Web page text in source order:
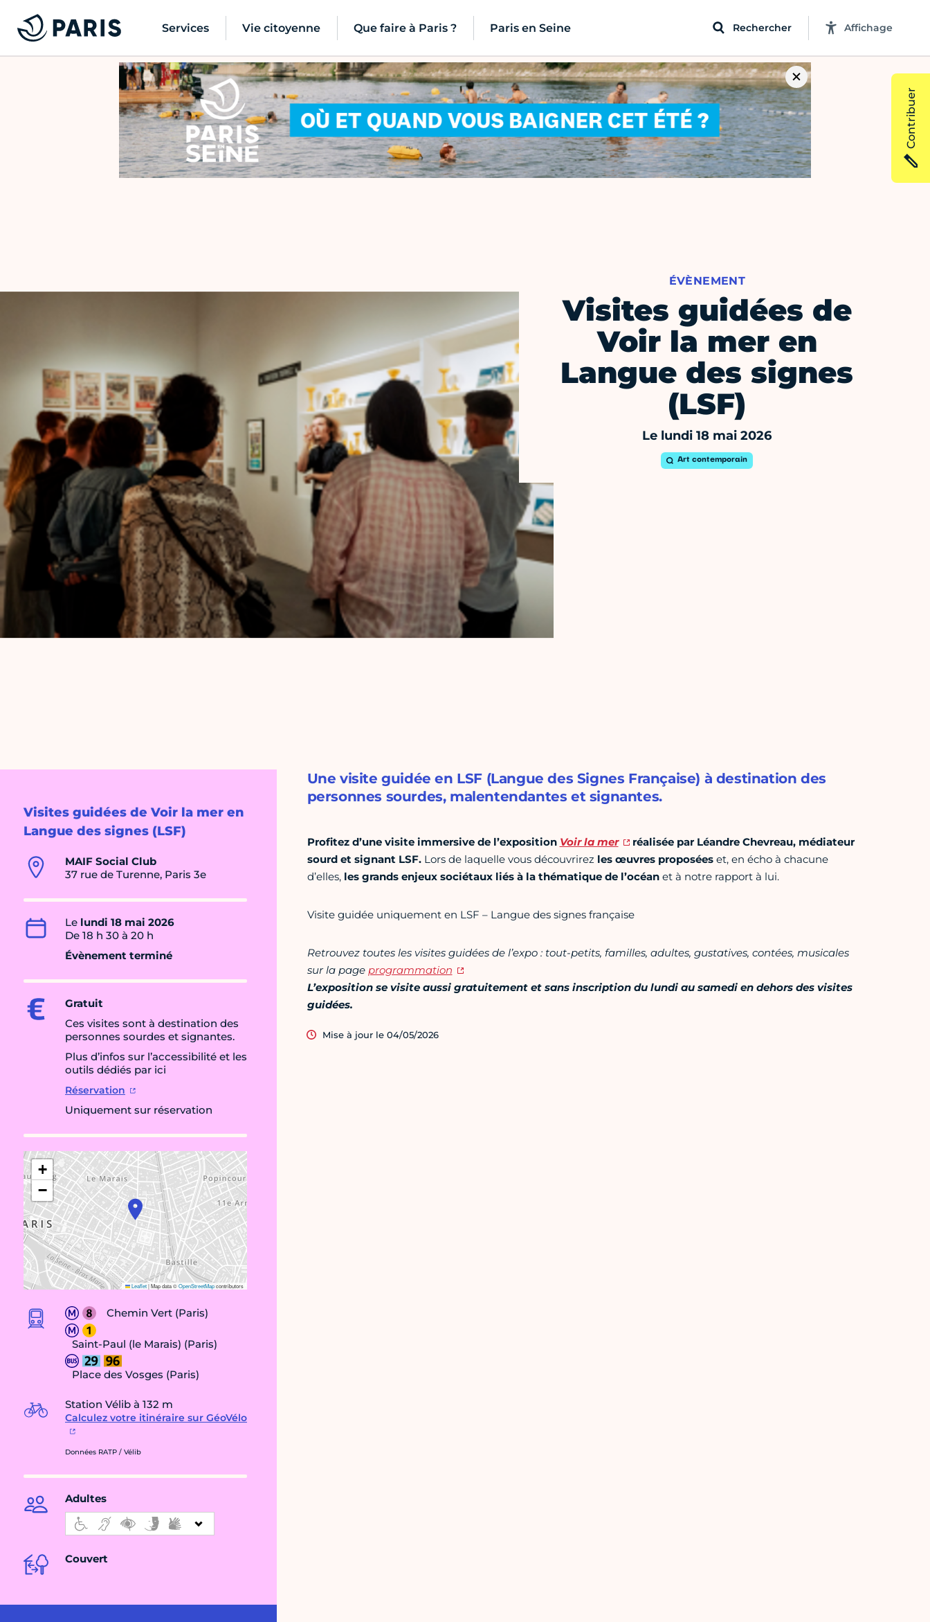
Services Vie citoyenne Que faire à Paris ? Paris en Seine Rechercher Affichage
ÉVÈNEMENT
Visites guidées de
Voir la mer en
Langue des signes
(LSF)
Le lundi 18 mai 2026
Art contemporain
Visites guidées de Voir la mer en
Langue des signes (LSF)
MAIF Social Club
37 rue de Turenne, Paris 3e
Le lundi 18 mai 2026
De 18 h 30 à 20 h
Évènement terminé
Gratuit
Ces visites sont à destination des
personnes sourdes et signantes.
Plus d’infos sur l’accessibilité et les
outils dédiés par ici
Réservation
Uniquement sur réservation
+
−
Leaflet|Map data ©OpenStreetMapcontributors
Chemin Vert (Paris)
Saint-Paul (le Marais) (Paris)
Place des Vosges (Paris)
Station Vélib à 132 m
Calculez votre itinéraire sur GéoVélo
Données RATP / Vélib
Adultes
Couvert
Une visite guidée en LSF (Langue des Signes Française) à destination des
personnes sourdes, malentendantes et signantes.
Profitez d’une visite immersive de l’exposition Voir la mer
réalisée par Léandre Chevreau, médiateur
sourd et signant LSF. Lors de laquelle vous découvrirez les œuvres proposéeset, en écho à chacune
d’elles, les grands enjeux sociétaux liés à la thématique de l’océan et à notre rapport à lui.
Visite guidée uniquement en LSF – Langue des signes française
Retrouvez toutes les visites guidées de l’expo : tout-petits, familles, adultes, gustatives, contées, musicales
sur la page programmation
L’exposition se visite aussi gratuitement et sans inscription du lundi au samedi en dehors des visites
guidées.
Mise à jour le 04/05/2026
Contribuer